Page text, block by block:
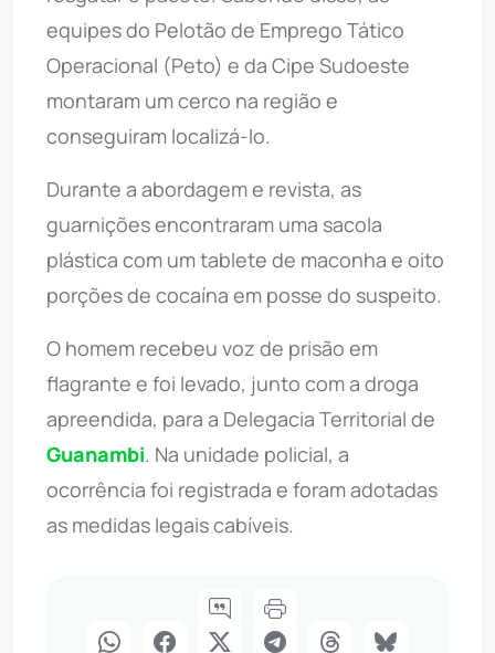
equipes do Pelotão de Emprego Tático
Operacional (Peto) e da Cipe Sudoeste
montaram um cerco na região e
conseguiram localizá-lo.
Durante a abordagem e revista, as
guarnições encontraram uma sacola
plástica com um tablete de maconha e oito
porções de cocaína em posse do suspeito.
O homem recebeu voz de prisão em
flagrante e foi levado, junto com a droga
apreendida, para a Delegacia Territorial de
Guanambi. Na unidade policial, a
ocorrência foi registrada e foram adotadas
as medidas legais cabíveis.